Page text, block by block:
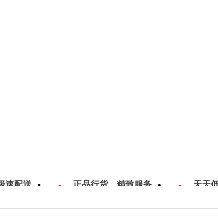
速配送 正品行货，精致服务 天天